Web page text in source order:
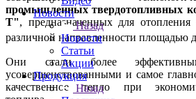
Новости
Назад
Новости
Статьи
Акции
Продукция
Назад
промышленных твердотопливных
Т", предназначенных для
различной направленности площадью
Они стали более
усовершенствованными и самое
качественное тепло при